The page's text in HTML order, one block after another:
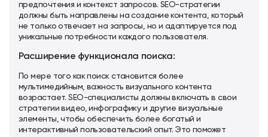
предпочтения и контекст запросов. SEO-стратегии
должны быть направлены на создание контента, который
не только отвечает на запросы, но и адаптируется под
уникальные потребности каждого пользователя.
Расширение функционала поиска:
По мере того как поиск становится более
мультимедийным, важность визуального контента
возрастает. SEO-специалисты должны включать в свои
стратегии видео, инфографику и другие визуальные
элементы, чтобы обеспечить более богатый и
интерактивный пользовательский опыт. Это поможет